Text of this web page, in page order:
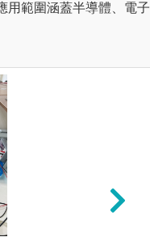
用範圍涵蓋半導體、電子